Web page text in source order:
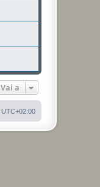
Vai a
UTC+02:00